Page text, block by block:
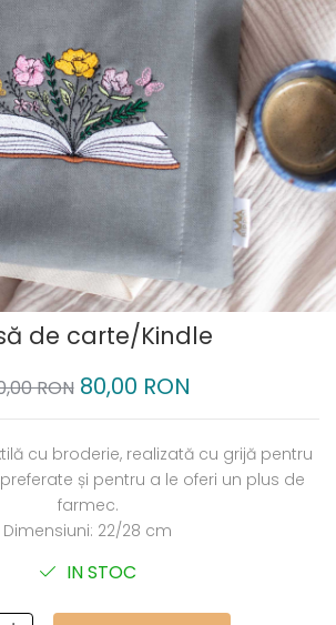
de carte/Kindle
RON 80,00 RON
cu broderie, realizată cu grijă pentru
și pentru a le oferi un plus de
farmec.
Dimensiuni: 22/28 cm
IN STOC